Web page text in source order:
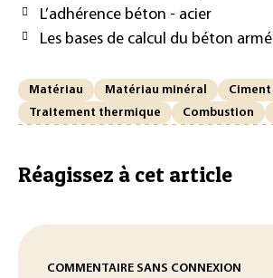
L’adhérence béton - acier
Les bases de calcul du béton armé
Matériau Matériau minéral
Ciment
Traitement thermique
Combustion
Réagissez à cet article
COMMENTAIRE SANS CONNEXION